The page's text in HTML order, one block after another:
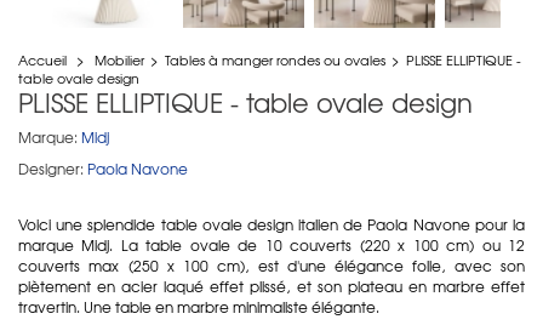
Accueil > Mobilier > Tables à manger rondes ou ovales > PLISSE ELLIPTIQUE -
table ovale design
PLISSE ELLIPTIQUE - table ovale design
Marque: Midj
Designer: Paola Navone
Voici une splendide table ovale design italien de Paola Navone pour la
marque Midj. La table ovale de 10 couverts (220 x 100 cm) ou 12
couverts max (250 x 100 cm), est d'une élégance folle, avec son
piètement en acier laqué effet plissé, et son plateau en marbre effet
travertin. Une table en marbre minimaliste élégante.